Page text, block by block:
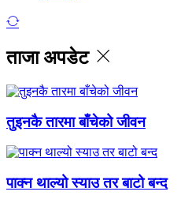
ताजा अपडेट
तुइनकै तारमा बाँचेको जीवन
पाक्न थाल्यो स्याउ तर बाटो बन्द